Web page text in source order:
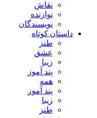
نقاش
نوازنده
نویسندگان
داستان کوتاه
طنز
عشق
زیبا
پند آموز
همه
پند آموز
زیبا
طنز